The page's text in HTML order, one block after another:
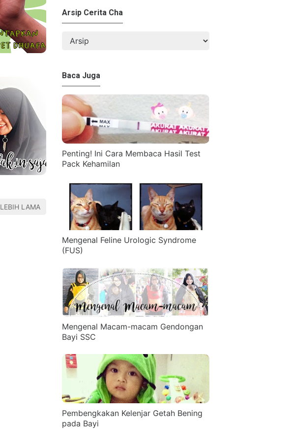
LEBIH LAMA
Arsip Cerita Cha
Baca Juga
Penting! Ini Cara Membaca Hasil Test
Pack Kehamilan
Mengenal Feline Urologic Syndrome
(FUS)
Mengenal Macam-macam Gendongan
Bayi SSC
Pembengkakan Kelenjar Getah Bening
pada Bayi